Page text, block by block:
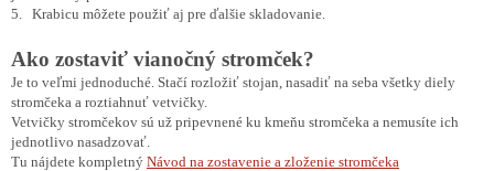
5. Krabicu môžete použiť aj pre ďalšie skladovanie.
Ako zostaviť vianočný stromček?
Je to veľmi jednoduché. Stačí rozložiť stojan, nasadiť na seba všetky diely
stromčeka a roztiahnuť vetvičky.
Vetvičky stromčekov sú už pripevnené ku kmeňu stromčeka a nemusíte ich
jednotlivo nasadzovať.
Tu nájdete kompletný Návod na zostavenie a zloženie stromčeka